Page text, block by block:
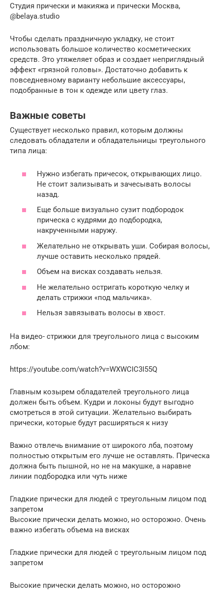
Студия прически и макияжа и прически Москва,
@belaya.studio
Чтобы сделать праздничную укладку, не стоит
использовать большое количество косметических
средств. Это утяжеляет образ и создает неприглядный
эффект «грязной головы». Достаточно добавить к
повседневному варианту небольшие аксессуары,
подобранные в тон к одежде или цвету глаз.
Важные советы
Существует несколько правил, которым должны
следовать обладатели и обладательницы треугольного
типа лица:
Нужно избегать причесок, открывающих лицо.
Не стоит зализывать и зачесывать волосы
назад.
Еще больше визуально сузит подбородок
прическа с кудрями до подбородка,
накрученными наружу.
Желательно не открывать уши. Собирая волосы,
лучше оставить несколько прядей.
Объем на висках создавать нельзя.
Не желательно остригать короткую челку и
делать стрижки «под мальчика».
Нельзя завязывать волосы в хвост.
На видео- стрижки для треугольного лица с высоким
лбом:
https://youtube.com/watch?v=WXWCIC3I55Q
Главным козырем обладателей треугольного лица
должен быть объем. Кудри и локоны будут выгодно
смотреться в этой ситуации. Желательно выбирать
прически, которые будут расширяться к низу
Важно отвлечь внимание от широкого лба, поэтому
полностью открытым его лучше не оставлять. Прическа
должна быть пышной, но не на макушке, а наравне
линии подбородка или чуть ниже
Гладкие прически для людей с треугольным лицом под
запретом
Высокие прически делать можно, но осторожно. Очень
важно избегать объема на висках
Гладкие прически для людей с треугольным лицом под
запретом
Высокие прически делать можно, но осторожно